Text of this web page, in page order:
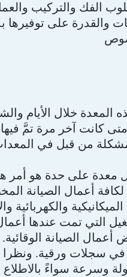
الفك والتركيب
والقدرة على توفيرها
خلال الأيام
متى كانت آخر مرة تمَّ
من قبل في المعدات
معدة على حدة هو أمر
أعمال الصيانة
والكهربائية
التي تمت عندها
الصيانة
ورقية. ونظرا
وسرعة سواءً